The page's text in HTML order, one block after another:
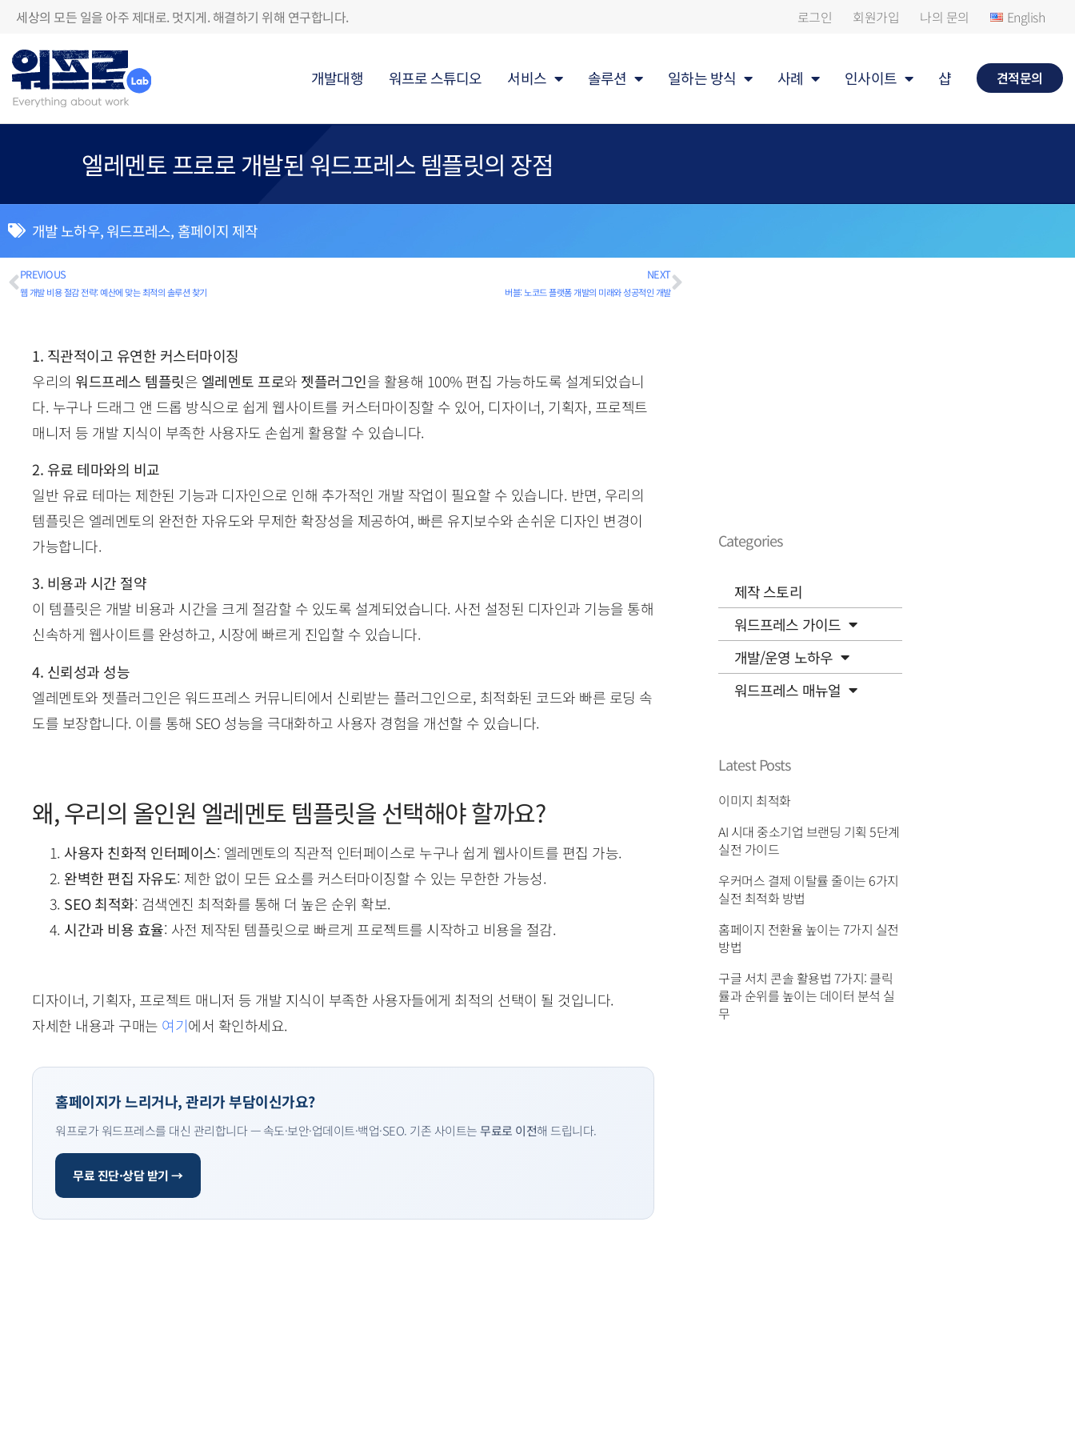
세상의 모든 일을 아주 제대로. 멋지게. 해결하기 위해 연구합니다. 로그인 회원가입 나의 문의 English
개발대행 워프로 스튜디오 서비스 솔루션 일하는 방식 사례 인사이트 샵 견적문의
엘레멘토 프로로 개발된 워드프레스 템플릿의 장점
개발 노하우,워드프레스, 홈페이지 제작
PREVIOUS
웹 개발 비용 절감 전략: 예산에 맞는 최적의 솔루션 찾기
NEXT
버블: 노코드 플랫폼 개발의 미래와 성공적인 개발
1. 직관적이고 유연한 커스터마이징
우리의 워드프레스 템플릿은 엘레멘토 프로와 젯플러그인을 활용해 100% 편집 가능하도록 설계되었습니
다. 누구나 드래그 앤 드롭 방식으로 쉽게 웹사이트를 커스터마이징할 수 있어, 디자이너, 기획자, 프로젝트
매니저 등 개발 지식이 부족한 사용자도 손쉽게 활용할 수 있습니다.
2. 유료 테마와의 비교
일반 유료 테마는 제한된 기능과 디자인으로 인해 추가적인 개발 작업이 필요할 수 있습니다. 반면, 우리의
템플릿은 엘레멘토의 완전한 자유도와 무제한 확장성을 제공하여, 빠른 유지보수와 손쉬운 디자인 변경이
가능합니다.
3. 비용과 시간 절약
이 템플릿은 개발 비용과 시간을 크게 절감할 수 있도록 설계되었습니다. 사전 설정된 디자인과 기능을 통해
신속하게 웹사이트를 완성하고, 시장에 빠르게 진입할 수 있습니다.
4. 신뢰성과 성능
엘레멘토와 젯플러그인은 워드프레스 커뮤니티에서 신뢰받는 플러그인으로, 최적화된 코드와 빠른 로딩 속
도를 보장합니다. 이를 통해 SEO 성능을 극대화하고 사용자 경험을 개선할 수 있습니다.
왜, 우리의 올인원 엘레멘토 템플릿을 선택해야 할까요?
사용자 친화적 인터페이스: 엘레멘토의 직관적 인터페이스로 누구나 쉽게 웹사이트를 편집 가능.
완벽한 편집 자유도: 제한 없이 모든 요소를 커스터마이징할 수 있는 무한한 가능성.
SEO 최적화: 검색엔진 최적화를 통해 더 높은 순위 확보.
시간과 비용 효율: 사전 제작된 템플릿으로 빠르게 프로젝트를 시작하고 비용을 절감.
디자이너, 기획자, 프로젝트 매니저 등 개발 지식이 부족한 사용자들에게 최적의 선택이 될 것입니다.
자세한 내용과 구매는 여기에서 확인하세요.
홈페이지가 느리거나, 관리가 부담이신가요?
워프로가 워드프레스를 대신 관리합니다 — 속도·보안·업데이트·백업·SEO. 기존 사이트는무료로 이전해 드립니다.
무료 진단·상담 받기 →
Categories
제작 스토리
워드프레스 가이드
개발/운영 노하우
워드프레스 매뉴얼
Latest Posts
이미지 최적화
AI 시대 중소기업 브랜딩 기획 5단계
실전 가이드
우커머스 결제 이탈률 줄이는 6가지
실전 최적화 방법
홈페이지 전환율 높이는 7가지 실전
방법
구글 서치 콘솔 활용법 7가지: 클릭
률과 순위를 높이는 데이터 분석 실
무